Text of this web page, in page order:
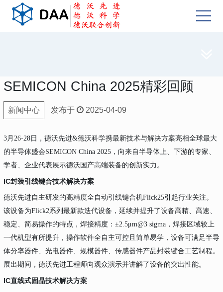
SEMICON China 2025精彩回顾
新闻中心 发布于 2025-04-09
3月26-28日，德沃先进&德沃科学携最新技术与解决方案亮相全球最大
的半导体盛会SEMICON China 2025，向来自半导体上、下游的专家、
学者、企业代表展示德沃国产高端装备的创新实力。
IC封装引线键合技术解决方案
德沃先进自主研发的高精度全自动引线键合机Flick25引起行业关注。
该设备为Flick2系列最新款迭代设备，延续并提升了设备高精、高速、
稳定、简易操作的特点，焊接精度：±2.5μm@3 sigma，焊接区域较上
一代机型有所提升，操作软件全自主可控且简单易学，设备可满足半导
体分率器件、光电器件、规模器件、传感器件产品封装键合工艺制程。
展出期间，德沃先进工程师向观众演示并讲解了设备的突出性能。
IC直线式固晶技术解决方案